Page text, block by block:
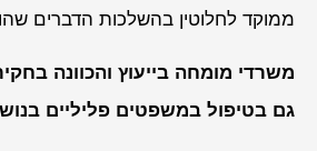
ממוקד לחלוטין בהשלכות הדברים
משרדי מומחה בייעוץ והכוונה
גם בטיפול במשפטים פליליים